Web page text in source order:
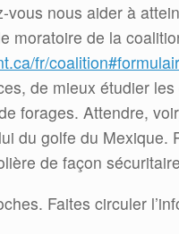
nous aider à
moratoire de la
fr/
de mieux étudier
forages. Attendre,
du golfe du Mexique.
de façon
Faites circuler